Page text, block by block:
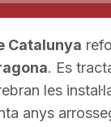
Catalunya
. Es
les
anys